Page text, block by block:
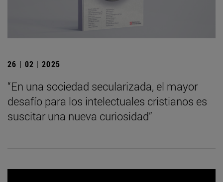
26 | 02 | 2025
“En una sociedad secularizada, el mayor
desafío para los intelectuales cristianos es
suscitar una nueva curiosidad”